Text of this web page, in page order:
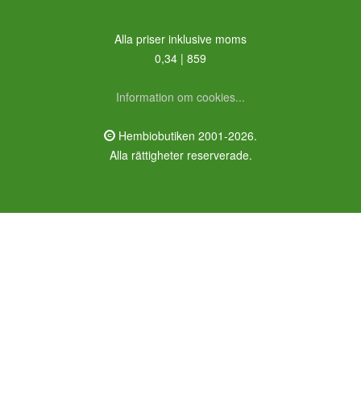
Alla priser inklusive moms
0,34 | 859
Information om cookies...
Hembiobutiken 2001-2026.
Alla rättigheter reserverade.